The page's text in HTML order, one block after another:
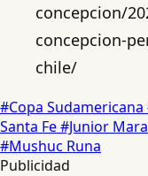
concepcion/
concepcion-
chile/
#Copa Sudamericana
Santa Fe#Junior
#Mushuc Runa
Publicidad